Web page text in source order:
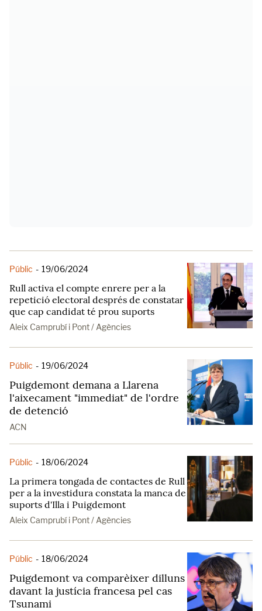
Públic - 19/06/2024
Rull activa el compte enrere per a la
repetició electoral després de constatar
que cap candidat té prou suports
Aleix Camprubí i Pont / Agències
Públic - 19/06/2024
Puigdemont demana a Llarena
l'aixecament "immediat" de l'ordre
de detenció
ACN
Públic - 18/06/2024
La primera tongada de contactes de Rull
per a la investidura constata la manca de
suports d'Illa i Puigdemont
Aleix Camprubí i Pont / Agències
Públic - 18/06/2024
Puigdemont va comparèixer dilluns
davant la justícia francesa pel cas
Tsunami